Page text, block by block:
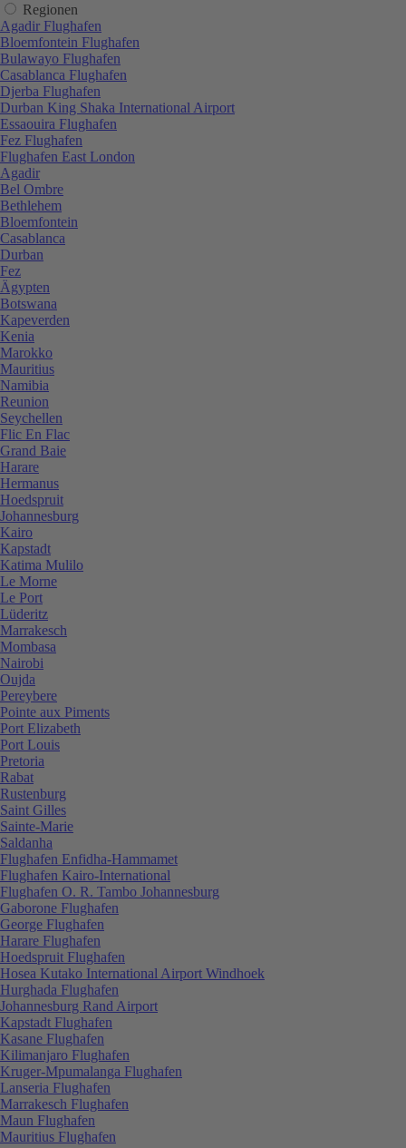
Regionen
Agadir Flughafen
Bloemfontein Flughafen
Bulawayo Flughafen
Casablanca Flughafen
Djerba Flughafen
Durban King Shaka International Airport
Essaouira Flughafen
Fez Flughafen
Flughafen East London
Agadir
Bel Ombre
Bethlehem
Bloemfontein
Casablanca
Durban
Fez
Ägypten
Botswana
Kapeverden
Kenia
Marokko
Mauritius
Namibia
Reunion
Seychellen
Flic En Flac
Grand Baie
Harare
Hermanus
Hoedspruit
Johannesburg
Kairo
Kapstadt
Katima Mulilo
Le Morne
Le Port
Lüderitz
Marrakesch
Mombasa
Nairobi
Oujda
Pereybere
Pointe aux Piments
Port Elizabeth
Port Louis
Pretoria
Rabat
Rustenburg
Saint Gilles
Sainte-Marie
Saldanha
Flughafen Enfidha-Hammamet
Flughafen Kairo-International
Flughafen O. R. Tambo Johannesburg
Gaborone Flughafen
George Flughafen
Harare Flughafen
Hoedspruit Flughafen
Hosea Kutako International Airport Windhoek
Hurghada Flughafen
Johannesburg Rand Airport
Kapstadt Flughafen
Kasane Flughafen
Kilimanjaro Flughafen
Kruger-Mpumalanga Flughafen
Lanseria Flughafen
Marrakesch Flughafen
Maun Flughafen
Mauritius Flughafen